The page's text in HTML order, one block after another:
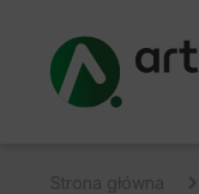
Strona główna